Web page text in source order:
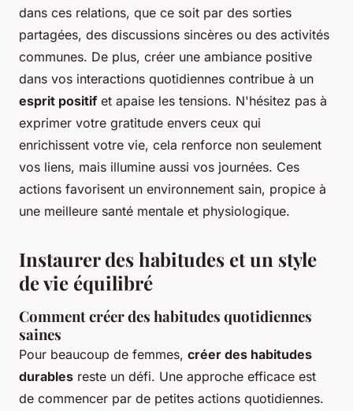
dans ces relations, que ce soit par des sorties
partagées, des discussions sincères ou des activités
communes. De plus, créer une ambiance positive
dans vos interactions quotidiennes contribue à un
esprit positifet apaise les tensions. N'hésitez pas à
exprimer votre gratitude envers ceux qui
enrichissent votre vie, cela renforce non seulement
vos liens, mais illumine aussi vos journées. Ces
actions favorisent un environnement sain, propice à
une meilleure santé mentale et physiologique.
Instaurer des habitudes et un style
de vie équilibré
Comment créer des habitudes quotidiennes
saines
Pour beaucoup de femmes, créer des habitudes
durables reste un défi. Une approche efficace est
de commencer par de petites actions quotidiennes.